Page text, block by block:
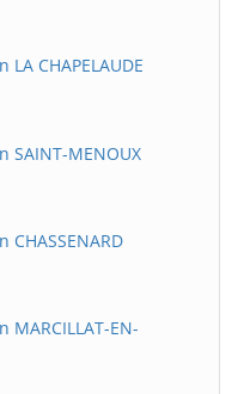
CHAPELAUDE
MENOUX
EN-